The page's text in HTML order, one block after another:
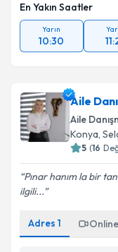
En Yakın Saatler
Yarın
10:30
Aile
Aile
Konya,
5 (16
Pınar hanım la bir
ilgili...
Adres 1